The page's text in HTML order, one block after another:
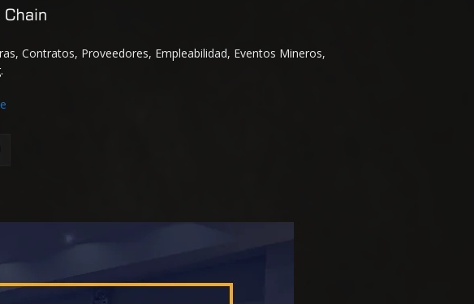
Contratos, Proveedores, Empleabilidad, Eventos Mineros,